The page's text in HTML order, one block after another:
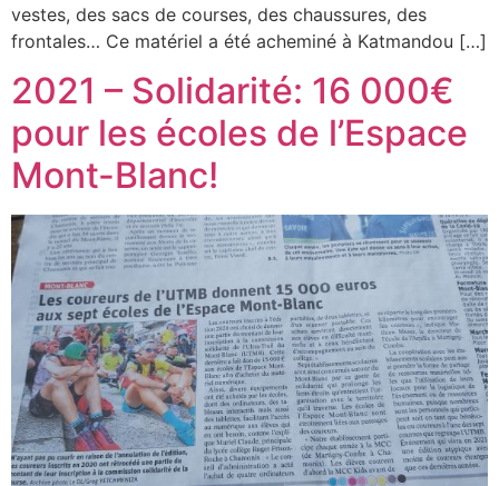
vestes, des sacs de courses, des chaussures, des
frontales… Ce matériel a été acheminé à Katmandou […]
2021 – Solidarité: 16 000€
pour les écoles de l’Espace
Mont-Blanc!